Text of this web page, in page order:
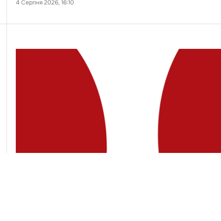
4 Серпня 2026, 16:10